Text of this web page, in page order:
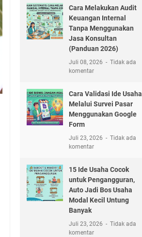
Cara Melakukan Audit
Keuangan Internal
Tanpa Menggunakan
Jasa Konsultan
(Panduan 2026)
Juli 08, 2026
Tidak ada
komentar
Cara Validasi Ide Usaha
Melalui Survei Pasar
Menggunakan Google
Form
Juli 23, 2026
Tidak ada
komentar
15 Ide Usaha Cocok
untuk Pengangguran,
Auto Jadi Bos Usaha
Modal Kecil Untung
Banyak
Juli 23, 2026
Tidak ada
komentar